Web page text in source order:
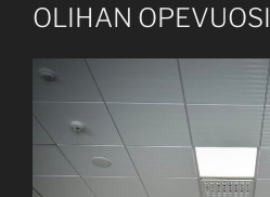
ON
OLIHAN OPEVUOSI